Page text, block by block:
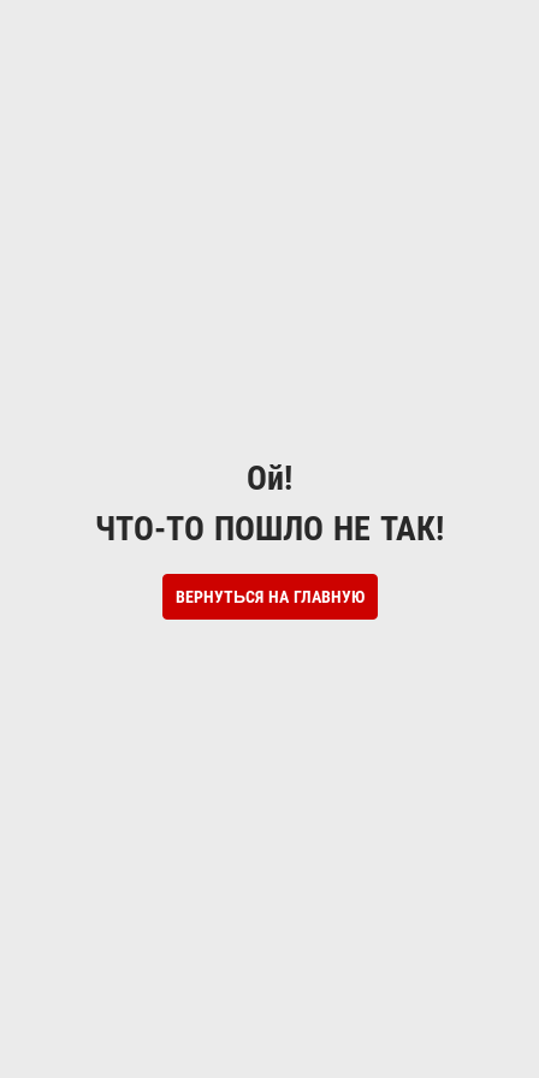
Ой!
ЧТО-ТО ПОШЛО НЕ ТАК!
ВЕРНУТЬСЯ НА ГЛАВНУЮ